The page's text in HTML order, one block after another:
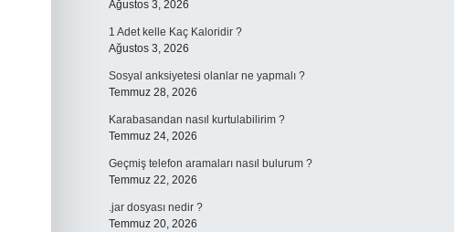
Ağustos 3, 2026
1 Adet kelle Kaç Kaloridir ?
Ağustos 3, 2026
Sosyal anksiyetesi olanlar ne yapmalı ?
Temmuz 28, 2026
Karabasandan nasıl kurtulabilirim ?
Temmuz 24, 2026
Geçmiş telefon aramaları nasıl bulurum ?
Temmuz 22, 2026
.jar dosyası nedir ?
Temmuz 20, 2026